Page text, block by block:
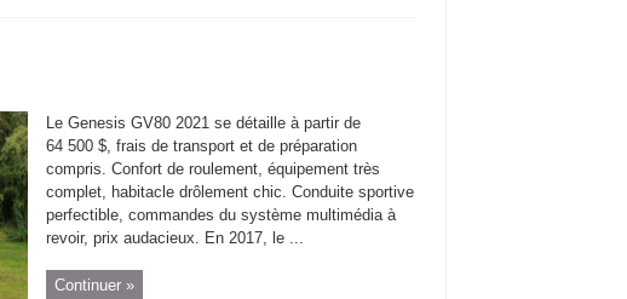
Le Genesis GV80 2021 se détaille à partir de
64 500 $, frais de transport et de préparation
compris. Confort de roulement, équipement très
complet, habitacle drôlement chic. Conduite sportive
perfectible, commandes du système multimédia à
revoir, prix audacieux. En 2017, le ...
Continuer »